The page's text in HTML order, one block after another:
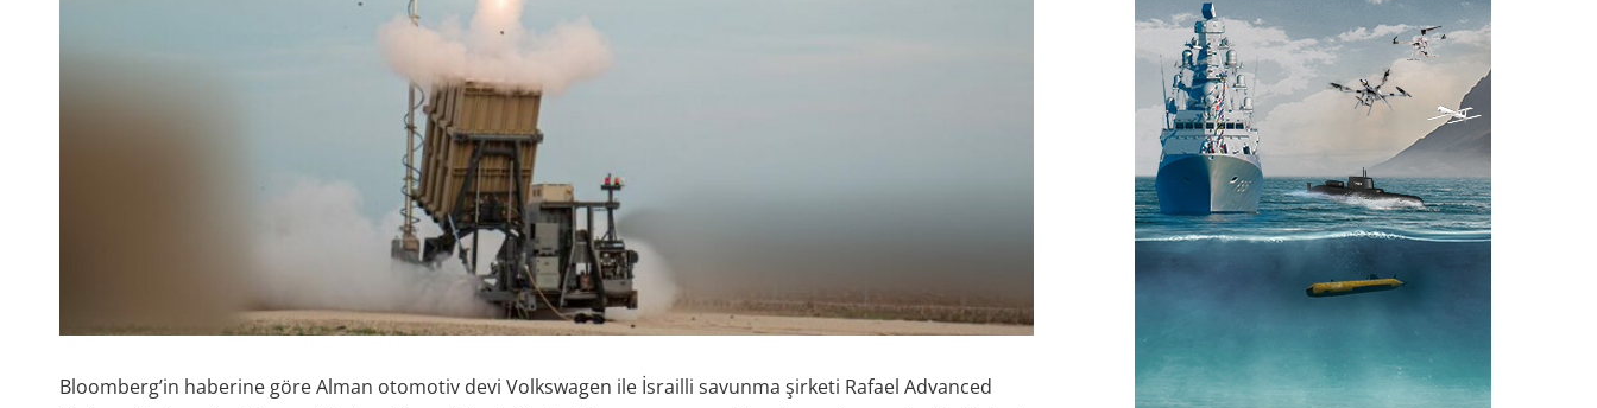
Bloomberg’in haberine göre Alman otomotiv devi Volkswagen ile İsrailli savunma şirketi Rafael Advanced